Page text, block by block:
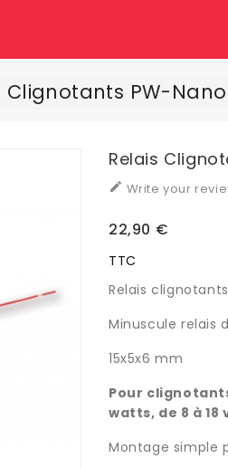
Clignotants PW-Nano
Relais
 Write your
22,90 €
TTC
Relais clignotants
Minuscule relais
15x5x6 mm
Pour clignotants
watts, de 8 à 18
Montage simple